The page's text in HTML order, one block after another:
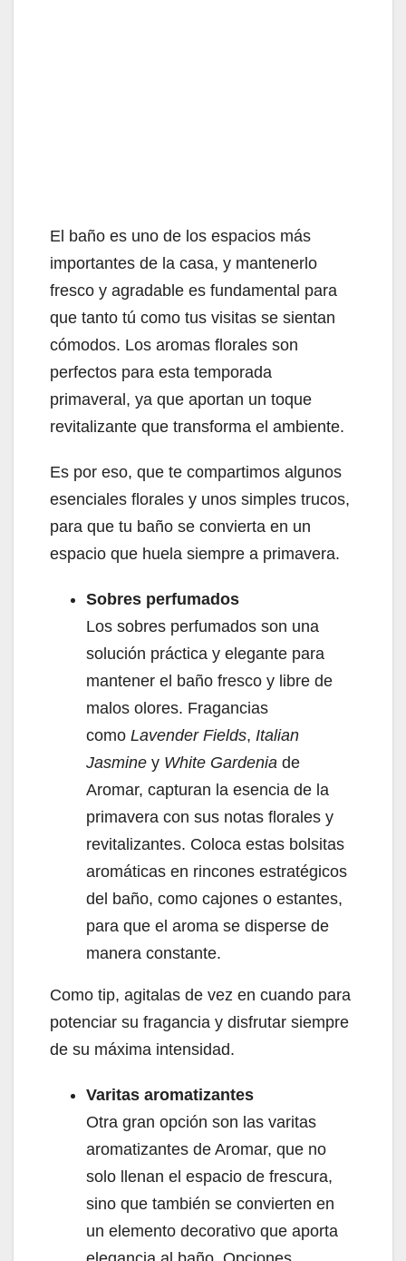
El baño es uno de los espacios más
importantes de la casa, y mantenerlo
fresco y agradable es fundamental para
que tanto tú como tus visitas se sientan
cómodos. Los aromas florales son
perfectos para esta temporada
primaveral, ya que aportan un toque
revitalizante que transforma el ambiente.
Es por eso, que te compartimos algunos
esenciales florales y unos simples trucos,
para que tu baño se convierta en un
espacio que huela siempre a primavera.
Sobres perfumados
Los sobres perfumados son una
solución práctica y elegante para
mantener el baño fresco y libre de
malos olores. Fragancias
como Lavender Fields, Italian
Jasmine y White Gardenia de
Aromar, capturan la esencia de la
primavera con sus notas florales y
revitalizantes. Coloca estas bolsitas
aromáticas en rincones estratégicos
del baño, como cajones o estantes,
para que el aroma se disperse de
manera constante.
Como tip, agitalas de vez en cuando para
potenciar su fragancia y disfrutar siempre
de su máxima intensidad.
Varitas aromatizantes
Otra gran opción son las varitas
aromatizantes de Aromar, que no
solo llenan el espacio de frescura,
sino que también se convierten en
un elemento decorativo que aporta